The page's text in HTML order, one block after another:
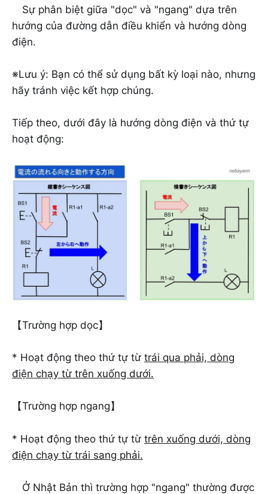
Sự phân biệt giữa "dọc" và "ngang" dựa trên
hướng của đường dẫn điều khiển và hướng dòng
điện.
※Lưu ý: Bạn có thể sử dụng bất kỳ loại nào, nhưng
hãy tránh việc kết hợp chúng.
Tiếp theo, dưới đây là hướng dòng điện và thứ tự
hoạt động:
【Trường hợp dọc】
* Hoạt động theo thứ tự từ trái qua phải, dòng
điện chạy từ trên xuống dưới.
【Trường hợp ngang】
* Hoạt động theo thứ tự từ trên xuống dưới, dòng
điện chạy từ trái sang phải.
Ở Nhật Bản thì trường hợp "ngang" thường được